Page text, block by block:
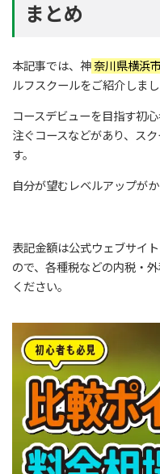
まとめ
本記事では、神奈川県横浜
ルフスクールをご紹介しまし
コースデビューを目指す初
注ぐコースなどがあり、ス
す。
自分が望むレベルアップが
表記金額は公式ウェブサイ
ので、各種税などの内税・
ください。